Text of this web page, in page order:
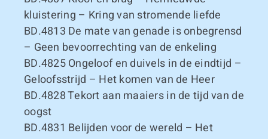
kluistering – Kring van stromende liefde
BD.4813 De mate van genade is onbegrensd
– Geen bevoorrechting van de enkeling
BD.4825Ongeloof en duivels in de eindtijd –
Geloofsstrijd – Het komen van de Heer
BD.4828Tekort aan maaiers in de tijd van de
oogst
BD.4831 Belijden voor de wereld – Het